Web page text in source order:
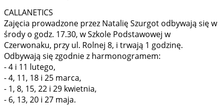
CALLANETICS
Zajęcia prowadzone przez Natalię Szurgot odbywają się w
środy o godz. 17.30, w Szkole Podstawowej w
Czerwonaku, przy ul. Rolnej 8, i trwają 1 godzinę.
Odbywają się zgodnie z harmonogramem:
- 4 i 11 lutego,
- 4, 11, 18 i 25 marca,
- 1, 8, 15, 22 i 29 kwietnia,
- 6, 13, 20 i 27 maja.